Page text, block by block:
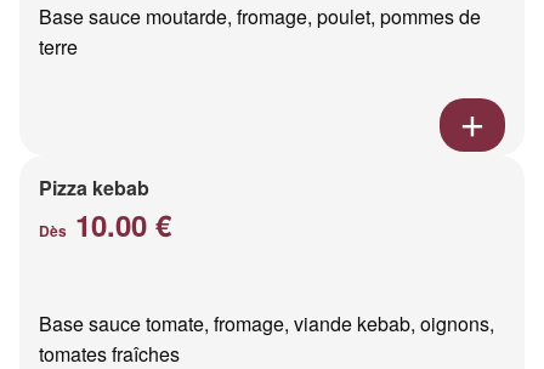
Base sauce moutarde, fromage, poulet, pommes de
terre
Pizza kebab
Dès 10.00 €
Base sauce tomate, fromage, viande kebab, oignons,
tomates fraîches